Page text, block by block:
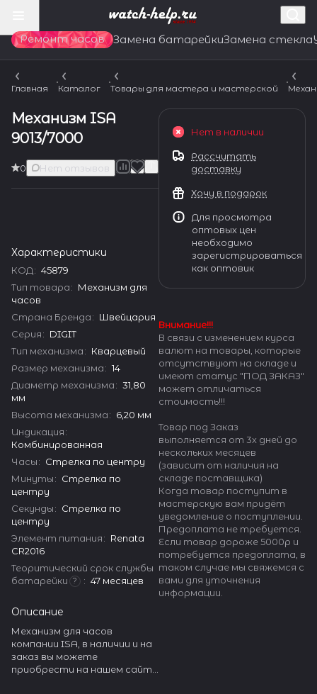
Ремонт часов Замена батарейкиЗамена стекла
Главная Каталог Товары для мастера и мастерской
Механизм ISA
9013/7000
0 Нет отзывов
Характеристики
КОД: 45879
Тип товара: Механизм для
часов
Страна Бренда: Швейцария
Серия: DIGIT
Тип механизма: Кварцевый
Размер механизма: 14
Диаметр механизма: 31,80
мм
Высота механизма: 6,20 мм
Индикация:
Комбинированная
Часы: Стрелка по центру
Минуты: Стрелка по
центру
Секунды: Стрелка по
центру
Элемент питания: Renata
CR2016
Теоритический срок службы
батарейки ? : 47 месяцев
Описание
Механизм для часов
компании ISA, в наличии и на
заказ вы можете
приобрести на нашем сайте
Нет в наличии
Рассчитать
доставку
Хочу в подарок
Для просмотра
оптовых цен
необходимо
зарегистрироваться
как оптовик
Внимание!!!
В связи с изменением курса
валют на товары, которые
отсутствуют на складе и
имеют статус "ПОД ЗАКАЗ"
может отличаться
стоимость!!!
Товар под Заказ
выполняется от 3х дней до
нескольких месяцев
(зависит от наличия на
складе поставщика)
Когда товар поступит в
мастерскую вам придёт
уведомление о поступлении.
Предоплата не требуется.
Если товар дороже 5000р и
потребуется предоплата, в
таком случае мы свяжемся с
вами для уточнения
информации.